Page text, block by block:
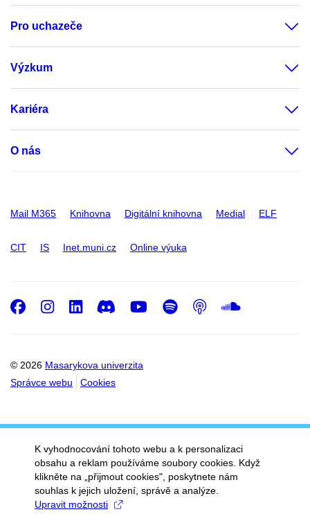
Pro uchazeče
Výzkum
Kariéra
O nás
Mail M365 Knihovna Digitální knihovna Medial ELF
CIT IS Inet.muni.cz Online výuka
© 2026 Masarykova univerzita
Správce webu
Cookies
Facebook
Instagram
LinkedIn
DiscordYoutube
Spotify
Podcast
K vyhodnocování tohoto webu a k personalizaci
obsahu a reklam používáme soubory cookies. Když
klikněte na „přijmout cookies", poskytnete nám
souhlas k jejich uložení, správě a analýze.
Upravit možnosti